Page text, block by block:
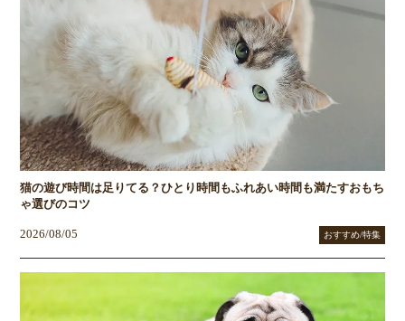
猫の遊び時間は足りてる？ひとり時間もふれあい時間も満たすおもち
ゃ選びのコツ
2026/08/05 おすすめ/特集